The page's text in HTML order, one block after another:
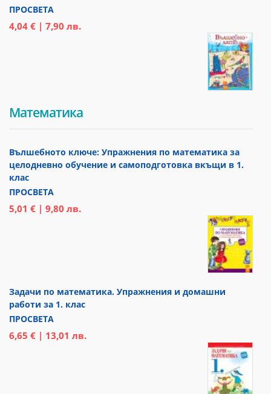
ПРОСВЕТА
4,04 € | 7,90 лв.
Математика
Вълшебното ключе: Упражнения по математика за
целодневно обучение и самоподготовка вкъщи в 1.
клас
ПРОСВЕТА
5,01 € | 9,80 лв.
Задачи по математика. Упражнения и домашни
работи за 1. клас
ПРОСВЕТА
6,65 € | 13,01 лв.